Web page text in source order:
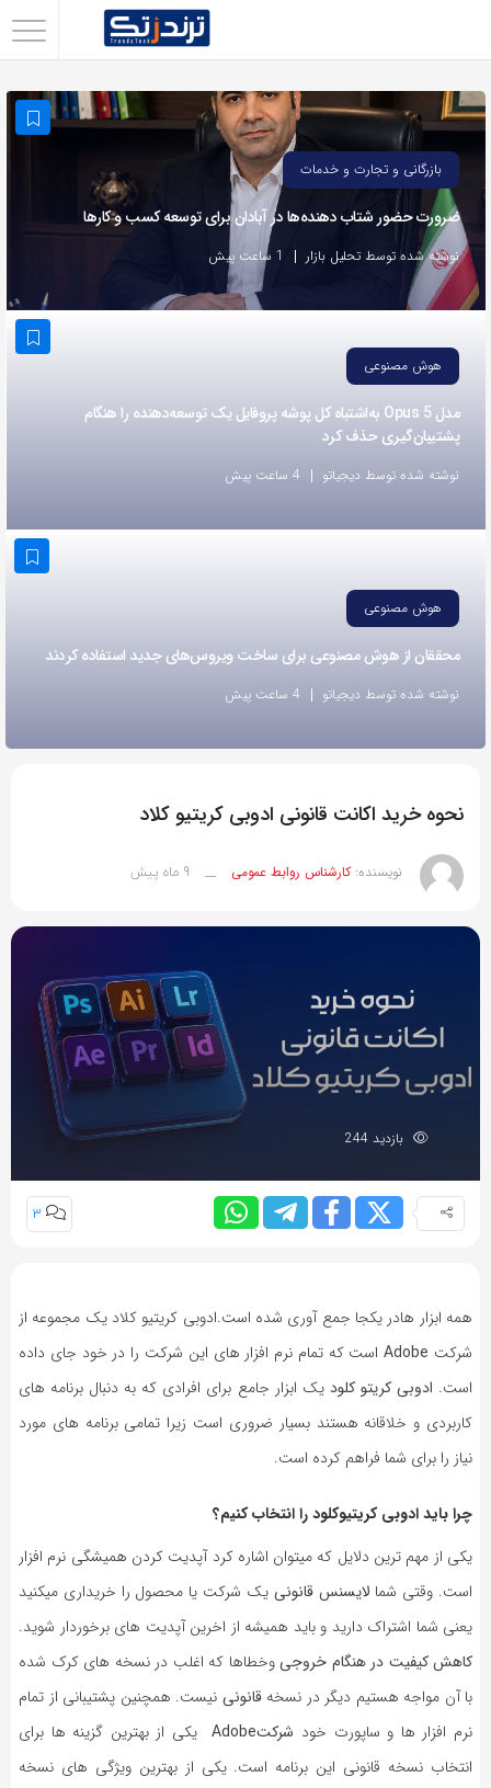
با
استفاده
روش‌های
زیر
می‌توانید
این
صفحه
دوستان
خود
اشتراک
لینک
بازرگانی و تجارت و خدمات
ضرورت حضور شتاب ‌دهنده‌ها در آبادان برای توسعه کسب‌ و کارها
نوشته شده توسط تحلیل بازار 1 ساعت پیش
هوش مصنوعی
مدل Opus 5 به‌اشتباه کل پوشه پروفایل یک توسعه‌دهنده را هنگام
پشتیبان‌گیری حذف کرد
نوشته شده توسط دیجیاتو 4 ساعت پیش
هوش مصنوعی
محققان از هوش مصنوعی برای ساخت ویروس‌های جدید استفاده کردند
نوشته شده توسط دیجیاتو 4 ساعت پیش
نحوه خرید اکانت قانونی ادوبی کریتیو کلاد
نویسنده:کارشناس روابط عمومی __ 9 ماه پیش
بازدید 244
3
همه ابزار هادر یکجا جمع آوری شده است.ادوبی کریتیو کلاد یک مجموعه از
شرکت Adobeاست که تمام نرم افزار های این شرکت را در خود جای داده
است. ادوبی کریتو کلود یک ابزار جامع برای افرادی که به دنبال برنامه های
کاربردی و خلاقانه هستند بسیار ضروری است زیرا تمامی برنامه های مورد
نیاز را برای شما فراهم کرده است.
چرا باید ادوبی کریتیوکلود را انتخاب کنیم؟
یکی از مهم ترین دلایل که میتوان اشاره کرد آپدیت کردن همیشگی نرم افزار
است. وقتی شما لایسنس قانونی یک شرکت یا محصول را خریداری میکنید
یعنی شما اشتراک دارید و باید همیشه از اخرین آپدیت های برخوردار شوید.
کاهش کیفیت در هنگام خروجیوخطاها که اغلب در نسخه های کرک شده
با آن مواجه هستیم دیگر در نسخهقانونی نیست. همچنین پشتیبانی از تمام
نرم افزار ها و ساپورت خود شرکتAdobe
یکی از بهترین گزینه ها برای
انتخاب نسخه قانونی این برنامه است. یکی از بهترین ویژگی های نسخه